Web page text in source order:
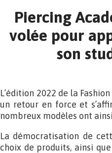
Piercing
volée pour
son
L’édition 2022 de la
un retour en force et
nombreux modèles ont
La démocratisation de
choix de produits, ainsi